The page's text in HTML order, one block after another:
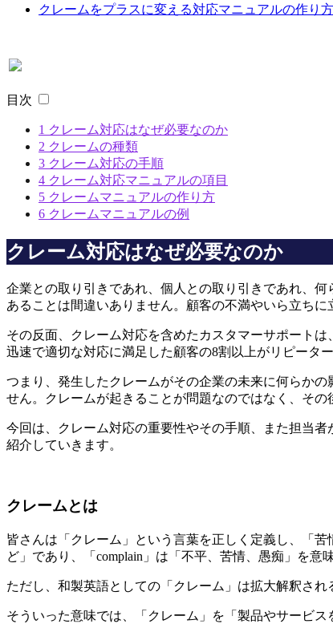
クレームをプラスに変える対応マニュアルの作り方
目次
1 クレーム対応はなぜ必要なのか
2 クレームの種類
3 クレーム対応の手順
4 クレーム対応マニュアルの項目
5 クレームマニュアルの作り方
6 クレームマニュアルの例
クレーム対応はなぜ必要なのか
企業との取り引きであれ、個人との取り引きであれ、
あることは間違いありません。顧客の不満やいら立ち
その反面、クレーム対応を含めたカスタマーサポート
迅速で適切な対応に満足した顧客の8割以上がリピータ
つまり、発生したクレームがその企業の未来に何らか
せん。クレームが起きることが問題なのではなく、そ
今回は、クレーム対応の重要性やその手順、また担当
紹介していきます。
クレームとは
皆さんは「クレーム」という言葉を正しく定義し、「
ど」であり、「complain」は「不平、苦情、愚痴」を意
ただし、和製英語としての「クレーム」は拡大解釈さ
そういった意味では、「クレーム」を「製品やサービ